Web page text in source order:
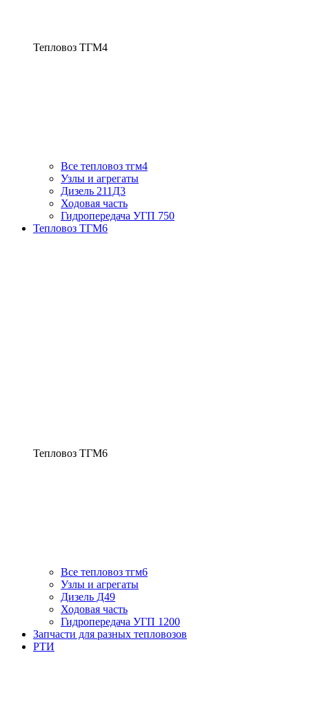
Тепловоз ТГМ4
Все тепловоз тгм4
Узлы и агрегаты
Дизель 211Д3
Ходовая часть
Гидропередача УГП 750
Тепловоз ТГМ6
Тепловоз ТГМ6
Все тепловоз тгм6
Узлы и агрегаты
Дизель Д49
Ходовая часть
Гидропередача УГП 1200
Запчасти для разных тепловозов
РТИ